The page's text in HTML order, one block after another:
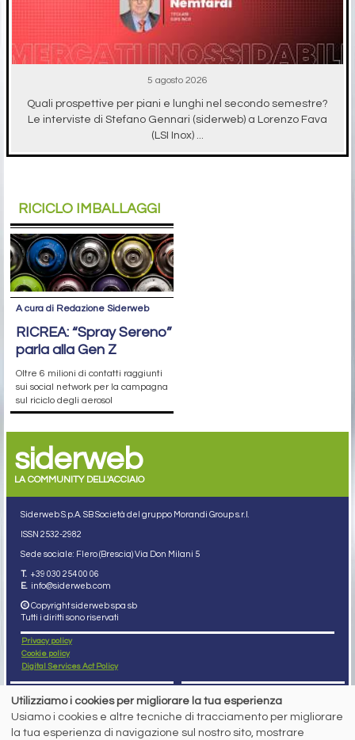
5 agosto 2026
Quali prospettive per piani e lunghi nel secondo semestre?
Le interviste di Stefano Gennari (siderweb) a Lorenzo Fava
(LSI Inox) ...
RICICLO IMBALLAGGI
A cura di Redazione Siderweb
RICREA: “Spray Sereno”
parla alla Gen Z
Oltre 6 milioni di contatti raggiunti
sui social network per la campagna
sul riciclo degli aerosol
siderweb
LA COMMUNITY DELL'ACCIAIO
Siderweb S.p.A. SB Società del gruppo Morandi Group s.r.l.
ISSN 2532-2982
Sede sociale: Flero (Brescia) Via Don Milani 5
T. +39 030 254 00 06
E. info@siderweb.com
Copyright siderweb spa sb
Tutti i diritti sono riservati
Privacy policy
Cookie policy
Digital Services Act Policy
MENU
NEWS
PREZZI ITALIA
SEGUICI SUI NOSTRI
SOCIAL NETWORK
Utilizziamo i cookies per migliorare la tua esperienza
Usiamo i cookies e altre tecniche di tracciamento per migliorare
la tua esperienza di navigazione sul nostro sito, mostrare